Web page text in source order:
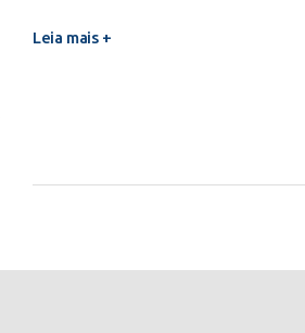
Leia mais +